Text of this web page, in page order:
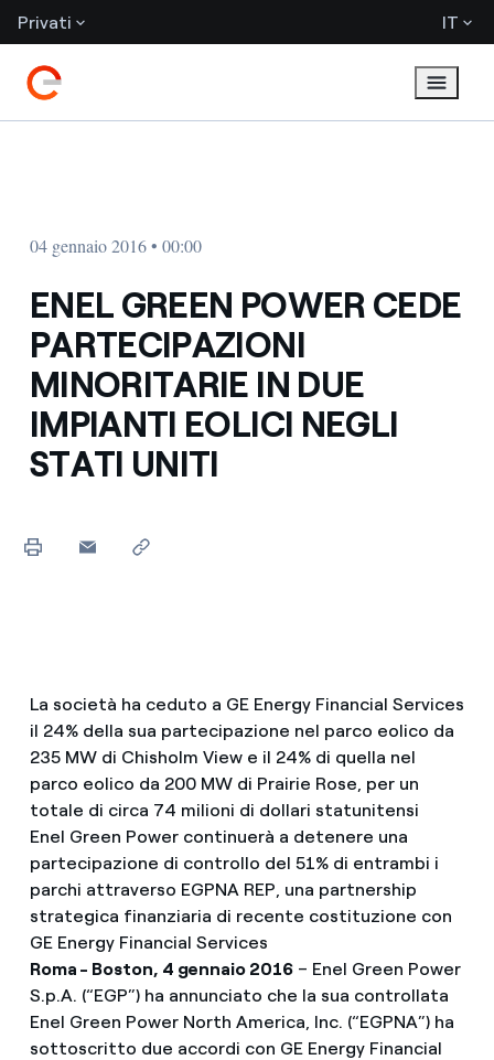
Privati IT
04 gennaio 2016 • 00:00
ENEL GREEN POWER CEDE
PARTECIPAZIONI
MINORITARIE IN DUE
IMPIANTI EOLICI NEGLI
STATI UNITI
La società ha ceduto a GE Energy Financial Services
il 24% della sua partecipazione nel parco eolico da
235 MW di Chisholm View e il 24% di quella nel
parco eolico da 200 MW di Prairie Rose, per un
totale di circa 74 milioni di dollari statunitensi
Enel Green Power continuerà a detenere una
partecipazione di controllo del 51% di entrambi i
parchi attraverso EGPNA REP, una partnership
strategica finanziaria di recente costituzione con
GE Energy Financial Services
Roma - Boston, 4 gennaio 2016– Enel Green Power
S.p.A. (“EGP”) ha annunciato che la sua controllata
Enel Green Power North America, Inc. (“EGPNA”) ha
sottoscritto due accordi con GE Energy Financial